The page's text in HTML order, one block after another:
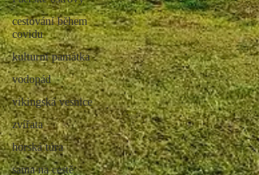
cestování během
covidu
kulturní památka
vodopád
vikingská vesnice
zvířata
horská túra
sama na cestě